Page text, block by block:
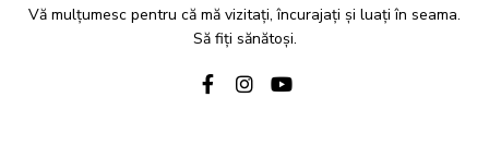
Vă mulțumesc pentru că mă vizitați, încurajați și luați în seama.
Să fiți sănătoși.